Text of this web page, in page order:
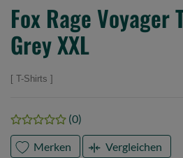
Fox Rage Voyager
Grey XXL
T-Shirts
(0)
Merken Vergleichen